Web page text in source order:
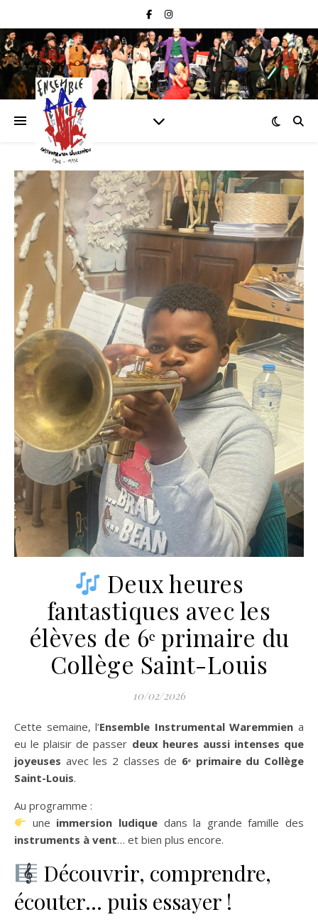
Deux heures
fantastiques avec les
élèves de 6ᵉ primaire du
Collège Saint-Louis
10/02/2026
Cette semaine, l’Ensemble Instrumental Waremmien a
eu le plaisir de passer deux heures aussi intenses que
joyeuses avec les 2 classes de 6ᵉ primaire du Collège
Saint-Louis.
Au programme :
une immersion ludiquedans la grande famille des
instruments à vent… et bien plus encore.
Découvrir, comprendre,
écouter… puis essayer !